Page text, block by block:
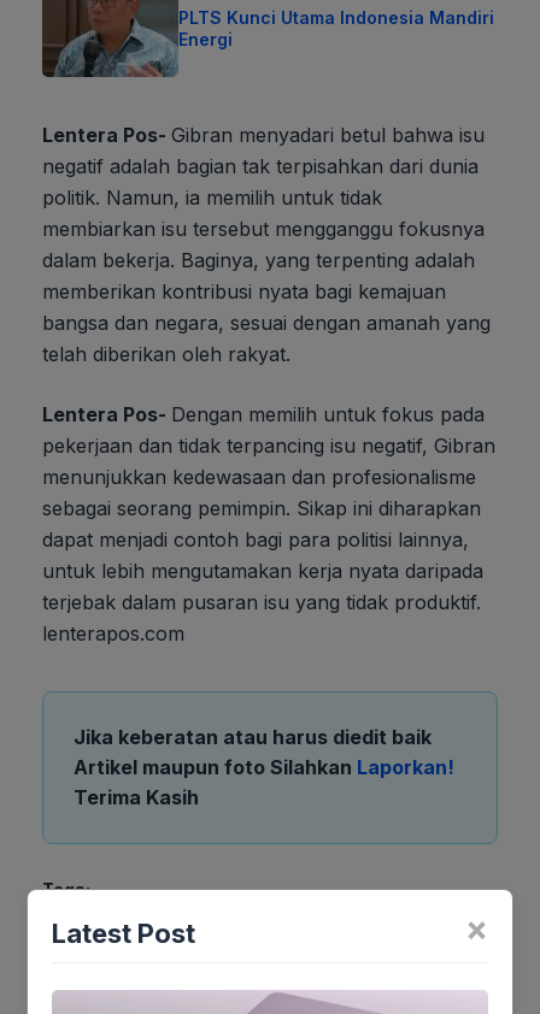
PLTS Kunci Utama Indonesia Mandiri
Energi
Lentera Pos- Gibran menyadari betul bahwa isu
negatif adalah bagian tak terpisahkan dari dunia
politik. Namun, ia memilih untuk tidak
membiarkan isu tersebut mengganggu fokusnya
dalam bekerja. Baginya, yang terpenting adalah
memberikan kontribusi nyata bagi kemajuan
bangsa dan negara, sesuai dengan amanah yang
telah diberikan oleh rakyat.
Lentera Pos- Dengan memilih untuk fokus pada
pekerjaan dan tidak terpancing isu negatif, Gibran
menunjukkan kedewasaan dan profesionalisme
sebagai seorang pemimpin. Sikap ini diharapkan
dapat menjadi contoh bagi para politisi lainnya,
untuk lebih mengutamakan kerja nyata daripada
terjebak dalam pusaran isu yang tidak produktif.
lenterapos.com
Jika keberatan atau harus diedit baik
Artikel maupun foto Silahkan Laporkan!
Terima Kasih
Tags:
×
Latest Post